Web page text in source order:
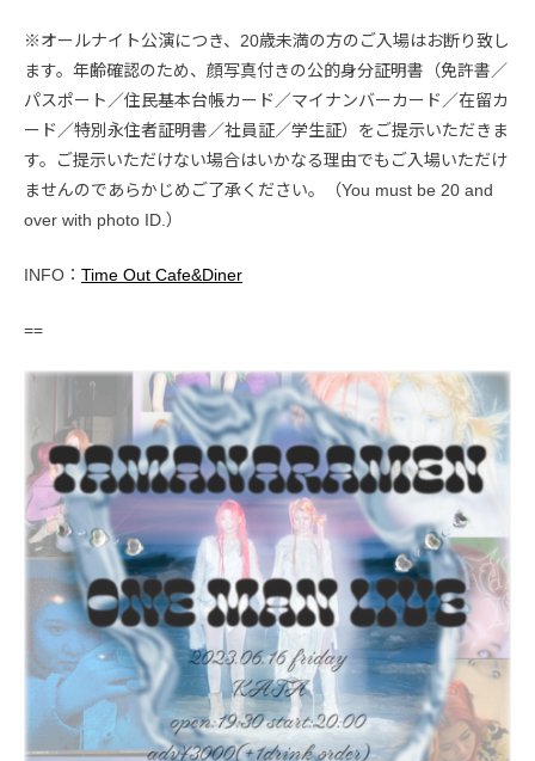
※オールナイト公演につき、20歳未満の方のご入場はお断り致し
ます。年齢確認のため、顔写真付きの公的身分証明書（免許書／
パスポート／住民基本台帳カード／マイナンバーカード／在留カ
ード／特別永住者証明書／社員証／学生証）をご提示いただきま
す。ご提示いただけない場合はいかなる理由でもご入場いただけ
ませんのであらかじめご了承ください。（You must be 20 and
over with photo ID.）
INFO： Time Out Cafe&Diner
==